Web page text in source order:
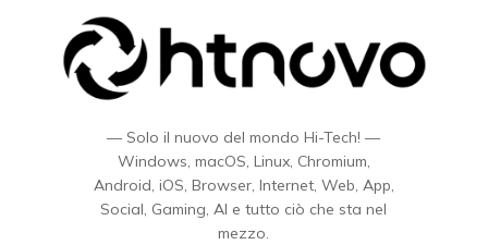
— Solo il nuovo del mondo Hi-Tech! —
Windows, macOS, Linux, Chromium,
Android, iOS, Browser, Internet, Web, App,
Social, Gaming, AI e tutto ciò che sta nel
mezzo.